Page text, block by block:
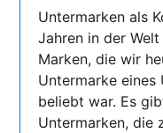
Untermarken als
Jahren in der
Marken, die wir
Untermarke eines
beliebt war. Es
Untermarken, die